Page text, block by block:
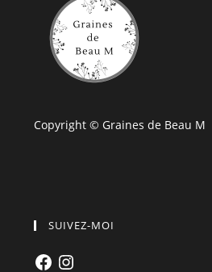
Copyright © Graines de Beau M
SUIVEZ-MOI
FacebookInstagram